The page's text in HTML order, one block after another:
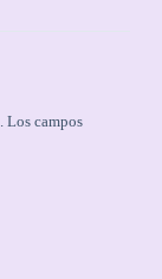
Los campos